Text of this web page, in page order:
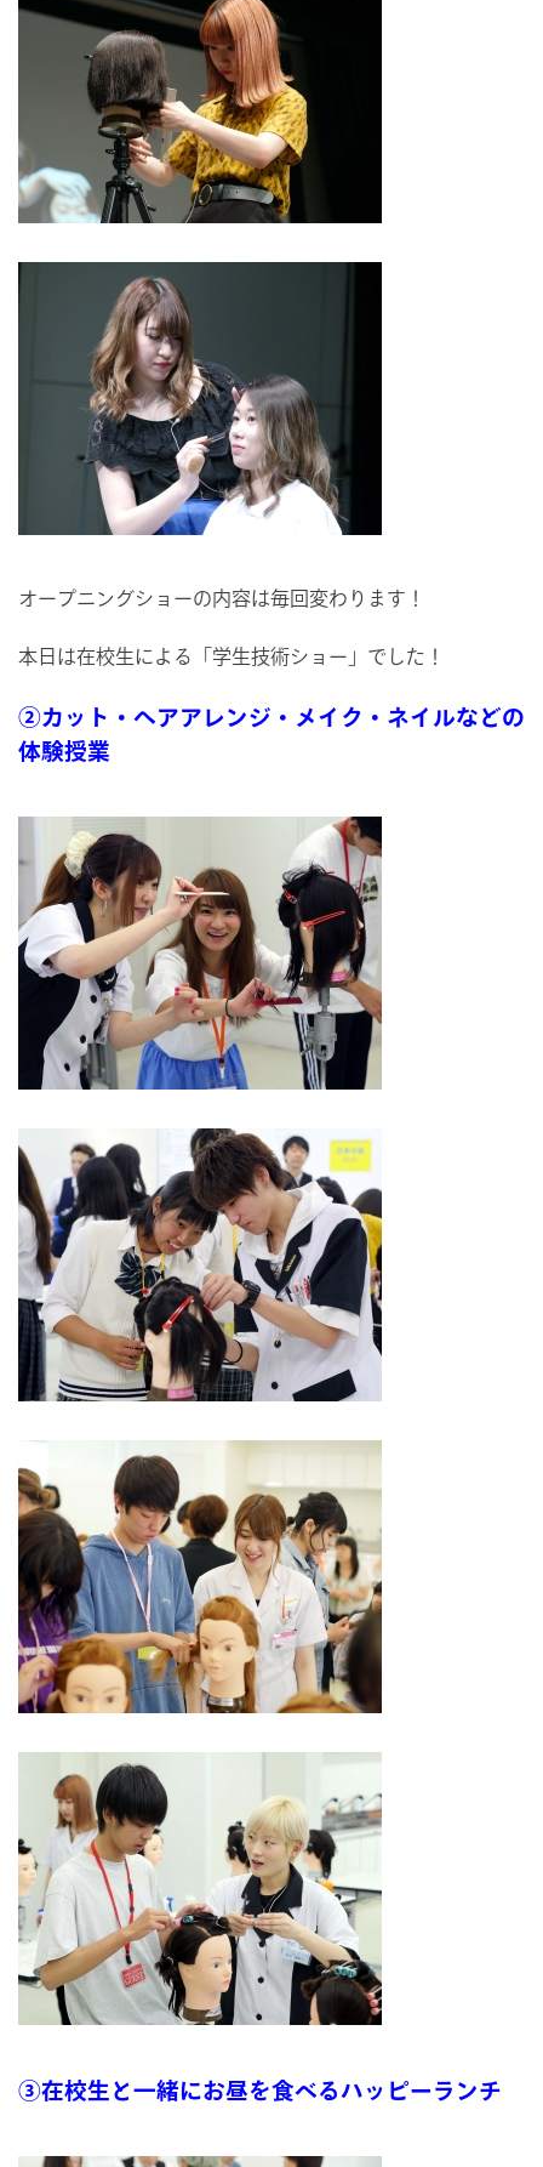
オープニングショーの内容は毎回変わります！
本日は在校生による「学生技術ショー」でした！
②カット・ヘアアレンジ・メイク・ネイルなどの
体験授業
③在校生と一緒にお昼を食べるハッピーランチ